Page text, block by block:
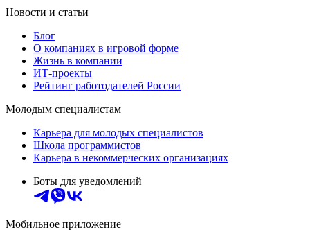
Новости и статьи
Блог
О компаниях в игровой форме
Жизнь в компании
ИТ-проекты
Рейтинг работодателей России
Молодым специалистам
Карьера для молодых специалистов
Школа программистов
Карьера в некоммерческих организациях
Боты для уведомлений
Мобильное приложение